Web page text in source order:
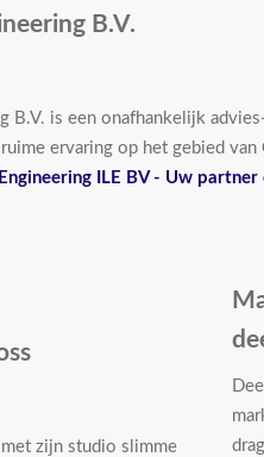
B.V.
B.V. is een onafhankelijk
ervaring op het gebied
ILE BV - Uw
zijn studio slimme